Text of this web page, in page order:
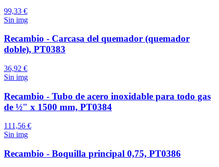
99,33 €
Sin img
Recambio - Carcasa del quemador (quemador
doble), PT0383
36,92 €
Sin img
Recambio - Tubo de acero inoxidable para todo gas
de ½" x 1500 mm, PT0384
111,56 €
Sin img
Recambio - Boquilla principal 0,75, PT0386